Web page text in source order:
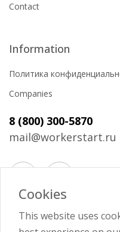
Contact
Information
Политика
Companies
8 (800) 300-5870
mail@workerstart.ru
Cookies
This website uses